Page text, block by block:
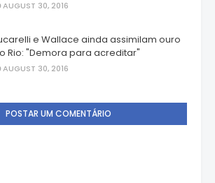
AUGUST 30, 2016
e Wallace ainda assimilam ouro
Rio: "Demora para acreditar"
AUGUST 30, 2016
POSTAR UM COMENTÁRIO